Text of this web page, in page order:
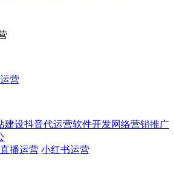
营
建设抖音代运营软件开发网络营销推广
直播运营 小红书运营